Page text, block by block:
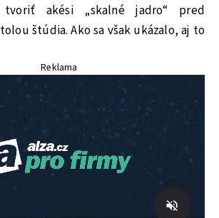
akési „skalné jadro“ pred
štúdia. Ako sa však ukázalo, aj to
Reklama